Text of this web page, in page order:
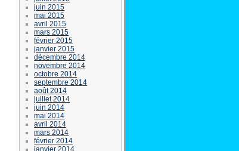
juin 2015
mai 2015
avril 2015
mars 2015
février 2015
janvier 2015
décembre 2014
novembre 2014
octobre 2014
septembre 2014
août 2014
juillet 2014
juin 2014
mai 2014
avril 2014
mars 2014
février 2014
janvier 2014